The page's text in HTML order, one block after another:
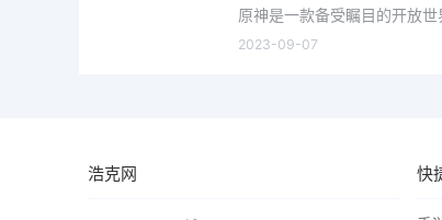
2023-09-07
浩克网 快